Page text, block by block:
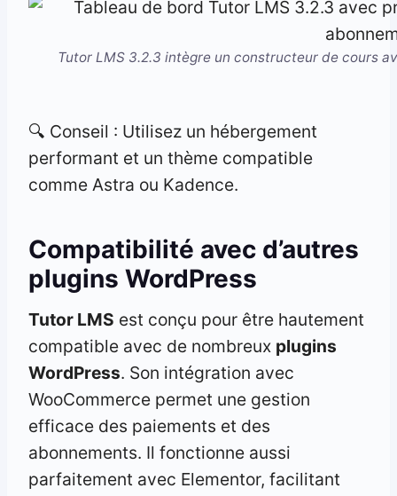
Tutor LMS 3.2.3 intègre un constructeur de cours
🔍 Conseil : Utilisez un hébergement
performant et un thème compatible
comme Astra ou Kadence.
Compatibilité avec d’autres
plugins WordPress
Tutor LMS est conçu pour être hautement
compatible avec de nombreux plugins
WordPress. Son intégration avec
WooCommerce permet une gestion
efficace des paiements et des
abonnements. Il fonctionne aussi
parfaitement avec Elementor, facilitant